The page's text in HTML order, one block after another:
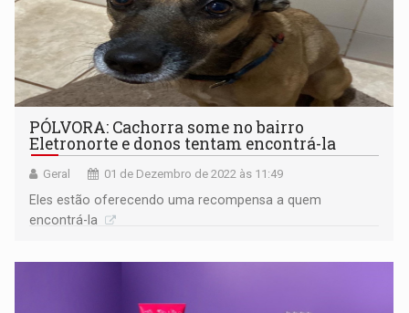
PÓLVORA: Cachorra some no bairro
Eletronorte e donos tentam encontrá-la
Geral 01 de Dezembro de 2022 às 11:49
Eles estão oferecendo uma recompensa a quem
encontrá-la